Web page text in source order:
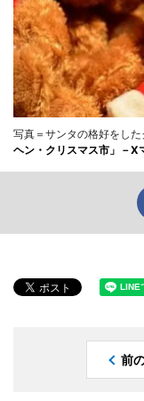
写真＝サンタの格好をし
ヘン・クリスマス市」－X
前